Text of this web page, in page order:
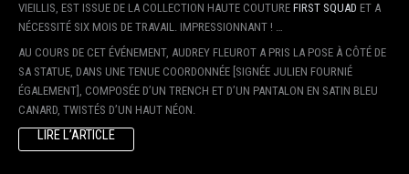
VIEILLIS, EST ISSUE DE LA COLLECTION HAUTE COUTURE FIRST SQUAD ET A
NÉCESSITÉ SIX MOIS DE TRAVAIL. IMPRESSIONNANT ! …
AU COURS DE CET ÉVÉNEMENT, AUDREY FLEUROT A PRIS LA POSE À CÔTÉ DE
SA STATUE, DANS UNE TENUE COORDONNÉE [SIGNÉE JULIEN FOURNIÉ
ÉGALEMENT], COMPOSÉE D’UN TRENCH ET D’UN PANTALON EN SATIN BLEU
CANARD, TWISTÉS D’UN HAUT NÉON.
LIRE L’ARTICLE